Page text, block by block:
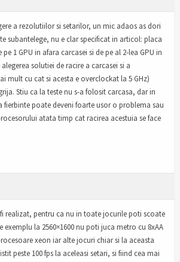
a rezolutiilor si setarilor, un mic adaos as dori
subantelege, nu e clar specificat in articol: placa
1 GPU in afara carcasei si de pe al 2-lea GPU in
solutiei de racire a carcasei si a
mult cu cat si acesta e overclockat la 5 GHz)
Stiu ca la teste nu s-a folosit carcasa, dar in
fierbinte poate deveni foarte usor o problema sau
atata timp cat racirea acestuia se face
realizat, pentru ca nu in toate jocurile poti scoate
exemplu la 2560×1600 nu poti juca metro cu 8xAA
xeon iar alte jocuri chiar si la aceasta
peste 100 fps la aceleasi setari, si fiind cea mai